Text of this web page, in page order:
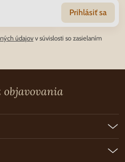
Prihlásiť sa
údajovv súvislosti so zasielaním
objavovania